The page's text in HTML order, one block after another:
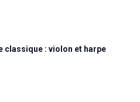
classique : violon et harpe